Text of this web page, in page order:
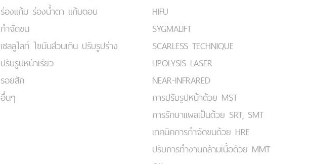
ร่องแก้ม ร่องน้ำตา แก้มตอบ
กำจัดขน
เชลลูไลท์ ไขมันส่วนเกิน ปรับรูปร่าง
ปรับรูปหน้าเรียว
รอยสัก
อื่นๆ
HIFU
SYGMALIFT
SCARLESS TECHNIQUE
LIPOLYSIS LASER
NEAR-INFRARED
การปรับรูปหน้าด้วย MST
การรักษาแผลเป็นด้วย SRT, SMT
เทคนิคการกำจัดขนด้วย HRE
ปรับการทำงานกล้ามเนื้อด้วย MMT